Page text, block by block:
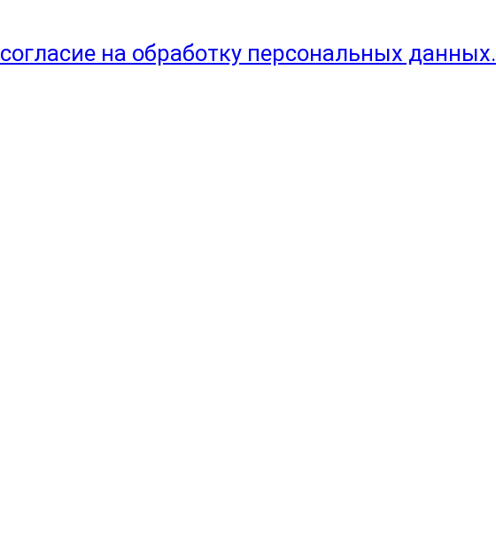
согласие на обработку персональных данных.